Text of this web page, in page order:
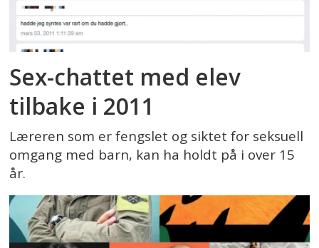
Sex-chattet med elev
tilbake i 2011
Læreren som er fengslet og siktet for seksuell
omgang med barn, kan ha holdt på i over 15
år.